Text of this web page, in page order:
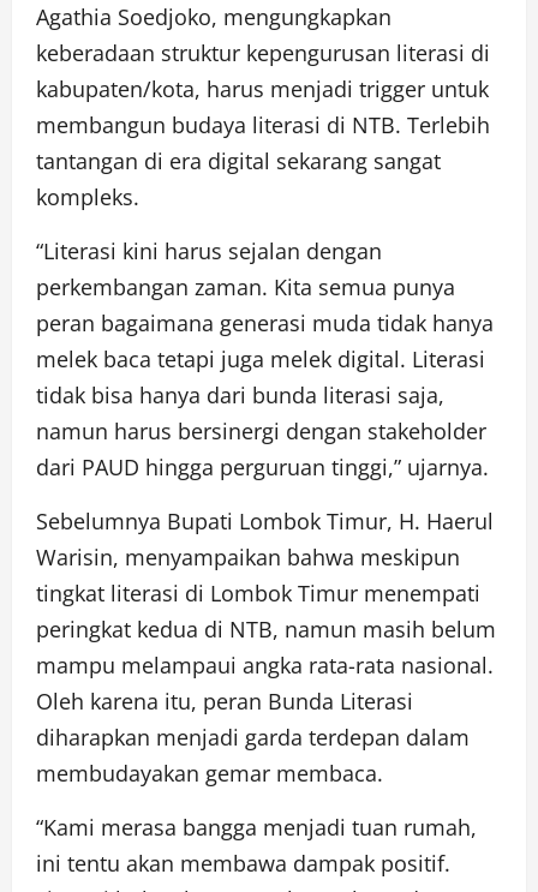
Agathia Soedjoko, mengungkapkan
keberadaan struktur kepengurusan literasi di
kabupaten/kota, harus menjadi trigger untuk
membangun budaya literasi di NTB. Terlebih
tantangan di era digital sekarang sangat
kompleks.
“Literasi kini harus sejalan dengan
perkembangan zaman. Kita semua punya
peran bagaimana generasi muda tidak hanya
melek baca tetapi juga melek digital. Literasi
tidak bisa hanya dari bunda literasi saja,
namun harus bersinergi dengan stakeholder
dari PAUD hingga perguruan tinggi,” ujarnya.
Sebelumnya Bupati Lombok Timur, H. Haerul
Warisin, menyampaikan bahwa meskipun
tingkat literasi di Lombok Timur menempati
peringkat kedua di NTB, namun masih belum
mampu melampaui angka rata-rata nasional.
Oleh karena itu, peran Bunda Literasi
diharapkan menjadi garda terdepan dalam
membudayakan gemar membaca.
“Kami merasa bangga menjadi tuan rumah,
ini tentu akan membawa dampak positif.